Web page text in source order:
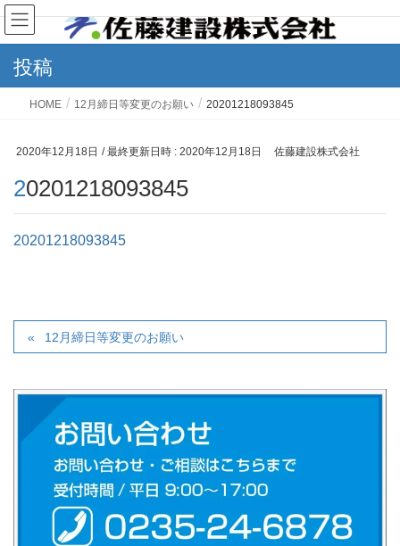
投稿
HOME 12月締日等変更のお願い 20201218093845
2020年12月18日 / 最終更新日時 : 2020年12月18日 佐藤建設株式会社
20201218093845
20201218093845
12月締日等変更のお願い